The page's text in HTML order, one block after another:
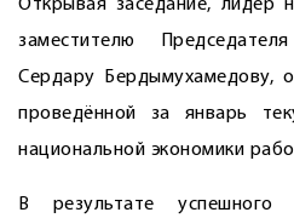
Открывая заседание, лидер
заместителю
Сердару Бердымухамедову,
проведённой за январь
национальной экономики
В результате